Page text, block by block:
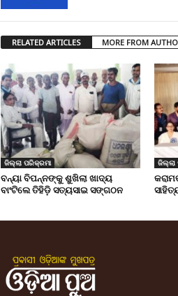
RELATED ARTICLES MORE FROM
ଜିଲ୍ଲା ପରିକ୍ରମା
ବନ୍ୟା ବିପନ୍ନଙ୍କୁ ଶୁଖିଲା ଖାଦ୍ୟ
ବାଂଟିଲେ ତିହିଡି଼ ସତ୍ୟସାଇ ସଙ୍ଗଠନ
ଜିଲ୍ଲା